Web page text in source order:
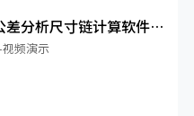
分析尺寸链计算软件帮
频演示